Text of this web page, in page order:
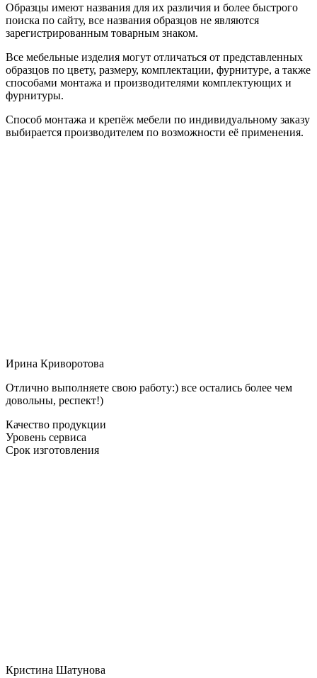
Образцы имеют названия для их различия и более быстрого
поиска по сайту, все названия образцов не являются
зарегистрированным товарным знаком.
Все мебельные изделия могут отличаться от представленных
образцов по цвету, размеру, комплектации, фурнитуре, а также
способами монтажа и производителями комплектующих и
фурнитуры.
Способ монтажа и крепёж мебели по индивидуальному заказу
выбирается производителем по возможности её применения.
Ирина Криворотова
Отлично выполняете свою работу:) все остались более чем
довольны, респект!)
Качество продукции
Уровень сервиса
Срок изготовления
Кристина Шатунова